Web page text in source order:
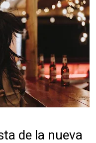
de la nueva